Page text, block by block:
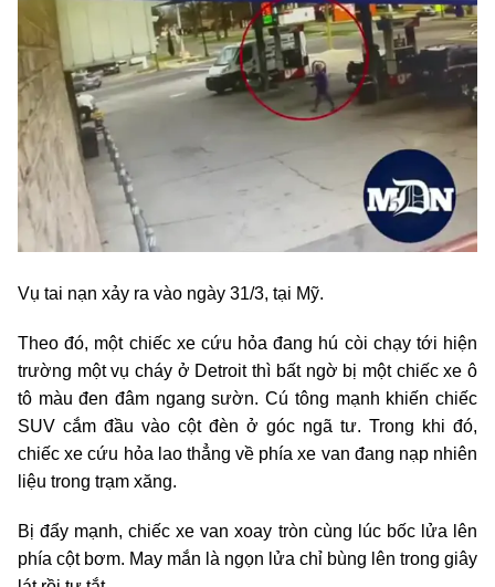
Vụ tai nạn xảy ra vào ngày 31/3, tại Mỹ.
Theo đó, một chiếc xe cứu hỏa đang hú còi chạy tới hiện
trường một vụ cháy ở Detroit thì bất ngờ bị một chiếc xe ô
tô màu đen đâm ngang sườn. Cú tông mạnh khiến chiếc
SUV cắm đầu vào cột đèn ở góc ngã tư. Trong khi đó,
chiếc xe cứu hỏa lao thẳng về phía xe van đang nạp nhiên
liệu trong trạm xăng.
Bị đẩy mạnh, chiếc xe van xoay tròn cùng lúc bốc lửa lên
phía cột bơm. May mắn là ngọn lửa chỉ bùng lên trong giây